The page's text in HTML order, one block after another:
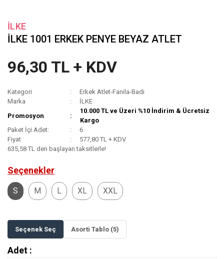
İLKE
İLKE 1001 ERKEK PENYE BEYAZ ATLET
96,30 TL + KDV
Kategori
Erkek Atlet-Fanila-Badi
Marka
İLKE
Promosyon
10.000 TL ve Üzeri %10 İndirim & Ücretsiz
Kargo
Paket İçi Adet:
6
Fiyat
577,80 TL + KDV
635,58 TL den başlayan taksitlerle!
Seçenekler
S M L XL XXL
Seçenek Seç Asorti Tablo (5)
Adet :